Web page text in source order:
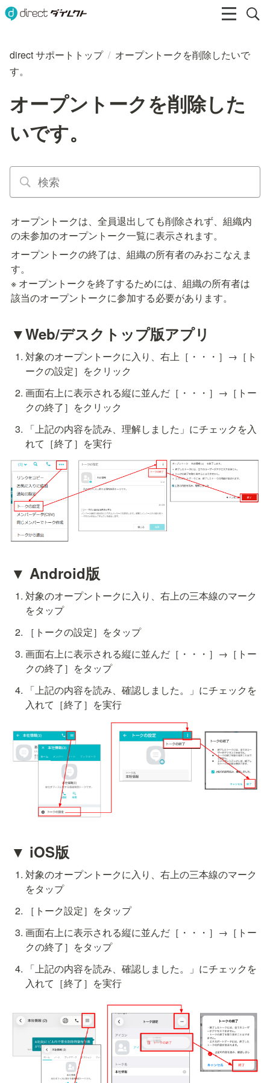
direct サポートトップ / オープントークを削除したいで
す。
オープントークを削除した
いです。
オープントークは、全員退出しても削除されず、組織内
の未参加のオープントーク一覧に表示されます。
オープントークの終了は、組織の所有者のみおこなえま
す。
※ オープントークを終了するためには、組織の所有者は
該当のオープントークに参加する必要があります。
▼Web/デスクトップ版アプリ
対象のオープントークに入り、右上［・・・］→［ト
ークの設定］をクリック
画面右上に表示される縦に並んだ［・・・］→［トー
クの終了］をクリック
「上記の内容を読み、理解しました」にチェックを入
れて［終了］を実行
▼ Android版
対象のオープントークに入り、右上の三本線のマーク
をタップ
［トークの設定］をタップ
画面右上に表示される縦に並んだ［・・・］→［トー
クの終了］をタップ
「上記の内容を読み、確認しました。」にチェックを
入れて［終了］を実行
▼ iOS版
対象のオープントークに入り、右上の三本線のマーク
をタップ
［トーク設定］をタップ
画面右上に表示される縦に並んだ［・・・］→［トー
クの終了］をタップ
「上記の内容を読み、確認しました。」にチェックを
入れて［終了］を実行